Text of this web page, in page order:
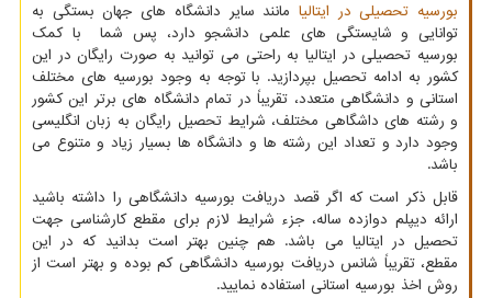
بورسیه تحصیلی در ایتالیا مانند سایر دانشگاه های جهان بستگی به
توانایی و شایستگی های علمی دانشجو دارد، پس شما با کمک
بورسیه تحصیلی در ایتالیا به راحتی می توانید به صورت رایگان در این
کشور به ادامه تحصیل بپردازید. با توجه به وجود بورسیه های مختلف
استانی و دانشگاهی متعدد، تقریباً در تمام دانشگاه های برتر این کشور
و رشته های داشگاهی مختلف، شرایط تحصیل رایگان به زبان انگلیسی
وجود دارد و تعداد این رشته ها و دانشگاه ها بسیار زیاد و متنوع می
باشد.
قابل ذکر است که اگر قصد دریافت بورسیه دانشگاهی را داشته باشید
ارائه دیپلم دوازده ساله، جزء شرایط لازم برای مقطع کارشناسی جهت
تحصیل در ایتالیا می باشد. هم چنین بهتر است بدانید که در این
مقطع، تقریباً شانس دریافت بورسیه دانشگاهی کم بوده و بهتر است از
روش اخذ بورسیه استانی استفاده نمایید.